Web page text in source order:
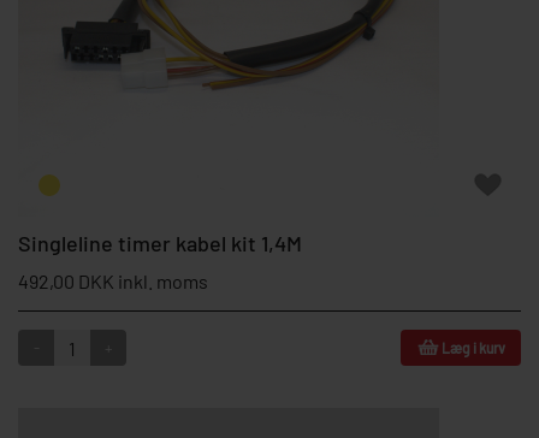
Singleline timer kabel kit 1,4M
492,00 DKK inkl. moms
Læg i kurv